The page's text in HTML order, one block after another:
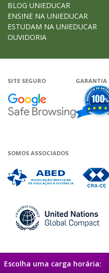
Escolha uma carga horária:
BLOG UNIEDUCAR
ENSINE NA UNIEDUCAR
ESTUDAM NA UNIEDUCAR
OUVIDORIA
SITE SEGURO GARANTIA
SOMOS ASSOCIADOS